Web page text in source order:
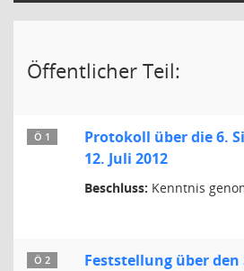
Öffentlicher Teil:
Ö 1
Protokoll über die 6.
12. Juli 2012
Beschluss: Kenntnis
Ö 2
Feststellung über